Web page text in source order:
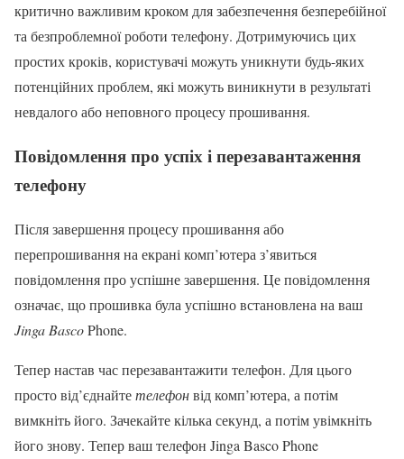
критично важливим кроком для забезпечення безперебійної
та безпроблемної роботи телефону. Дотримуючись цих
простих кроків, користувачі можуть уникнути будь-яких
потенційних проблем, які можуть виникнути в результаті
невдалого або неповного процесу прошивання.
Повідомлення про успіх і перезавантаження
телефону
Після завершення процесу прошивання або
перепрошивання на екрані комп’ютера з’явиться
повідомлення про успішне завершення. Це повідомлення
означає, що прошивка була успішно встановлена на ваш
Jinga BascoPhone.
Тепер настав час перезавантажити телефон. Для цього
просто від’єднайтетелефонвід комп’ютера, а потім
вимкніть його. Зачекайте кілька секунд, а потім увімкніть
його знову. Тепер ваш телефон Jinga Basco Phone